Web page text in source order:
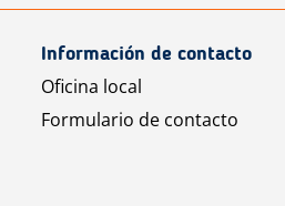
Información de contacto
Oficina local
Formulario de contacto